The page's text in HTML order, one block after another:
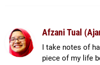
Afzani Tual
I take notes of
piece of my life